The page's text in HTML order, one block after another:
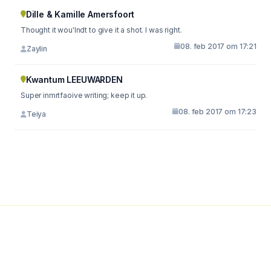
Dille & Kamille Amersfoort
Thought it wou'lndt to give it a shot. I was right.
Zaylin 08. feb 2017 om 17:21
Kwantum LEEUWARDEN
Super inmrtfaoive writing; keep it up.
Teiya 08. feb 2017 om 17:23